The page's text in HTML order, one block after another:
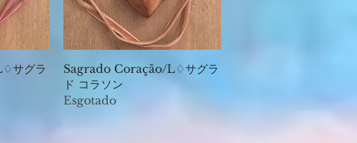
サグラ
Visualização rápida
Sagrado Coração/L♢サグラ
ド コラソン
Esgotado